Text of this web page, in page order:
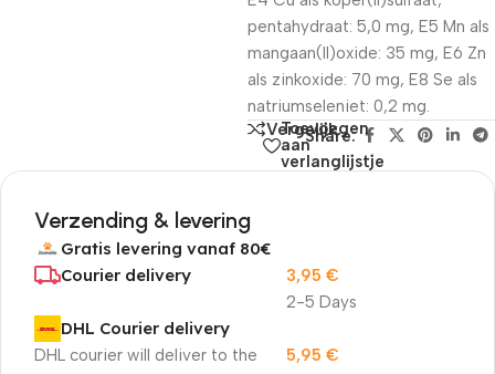
pentahydraat: 5,0 mg, E5 Mn als
mangaan(II)oxide: 35 mg, E6 Zn
als zinkoxide: 70 mg, E8 Se als
natriumseleniet: 0,2 mg.
Vergelijk
Toevoegen
aan
verlanglijstje
Share:
Verzending & levering
Gratis levering vanaf 80€
Courier delivery
2-5 Days
3,95 €
DHL Courier delivery
DHL courier will deliver to the
5,95 €